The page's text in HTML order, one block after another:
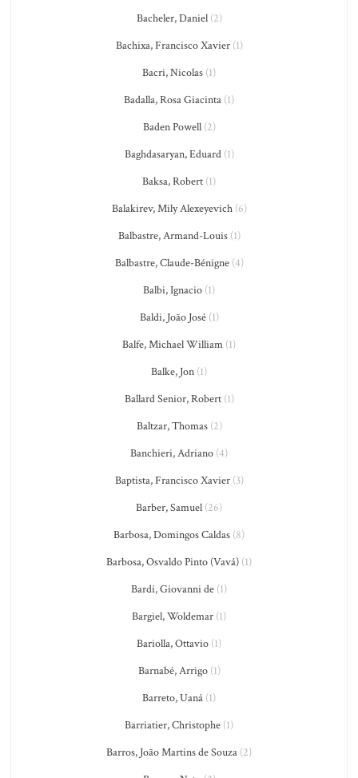
Bacheler, Daniel(2)
Bachixa, Francisco Xavier(1)
Bacri, Nicolas (1)
Badalla, Rosa Giacinta (1)
Baden Powell(2)
Baghdasaryan, Eduard(1)
Baksa, Robert (1)
Balakirev, Mily Alexeyevich(6)
Balbastre, Armand-Louis(1)
Balbastre, Claude-Bénigne(4)
Balbi, Ignacio (1)
Baldi, João José(1)
Balfe, Michael William (1)
Balke, Jon (1)
Ballard Senior, Robert(1)
Baltzar, Thomas(2)
Banchieri, Adriano (4)
Baptista, Francisco Xavier(3)
Barber, Samuel (26)
Barbosa, Domingos Caldas (8)
Barbosa, Osvaldo Pinto (Vavá) (1)
Bardi, Giovanni de (1)
Bargiel, Woldemar (1)
Bariolla, Ottavio (1)
Barnabé, Arrigo(1)
Barreto, Uaná (1)
Barriatier, Christophe (1)
Barros, João Martins de Souza (2)